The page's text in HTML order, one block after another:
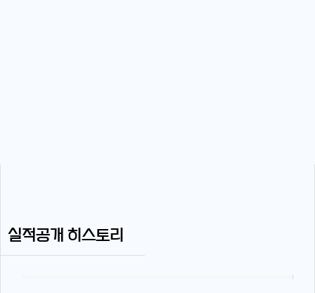
실적공개 히스토리